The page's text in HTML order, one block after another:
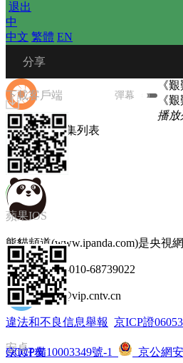
退出
中
中文 繁體 EN
分享
微信朋友圈
微信朋友
QQ好友
下載客戶端
蘋果IOS
安卓
彈幕
《
《
播放
圖文選集 選集列表
加載中
熊貓頻道(www.ipanda.com)是央視
商務合作 86-010-68739022
郵箱 ipanda@vip.cntv.cn
違法和不良信息舉報 京ICP證
京ICP備10003349號-1 京公網